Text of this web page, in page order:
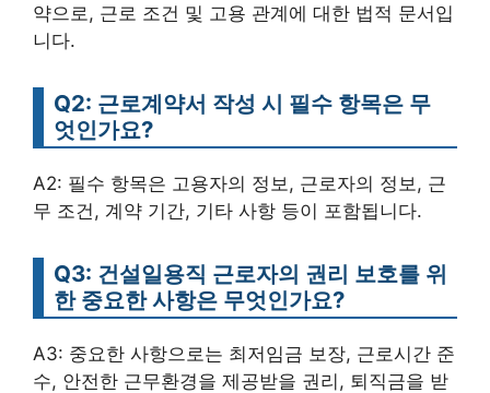
약으로, 근로 조건 및 고용 관계에 대한 법적 문서입
니다.
Q2: 근로계약서 작성 시 필수 항목은 무
엇인가요?
A2: 필수 항목은 고용자의 정보, 근로자의 정보, 근
무 조건, 계약 기간, 기타 사항 등이 포함됩니다.
Q3: 건설일용직 근로자의 권리 보호를 위
한 중요한 사항은 무엇인가요?
A3: 중요한 사항으로는 최저임금 보장, 근로시간 준
수, 안전한 근무환경을 제공받을 권리, 퇴직금을 받